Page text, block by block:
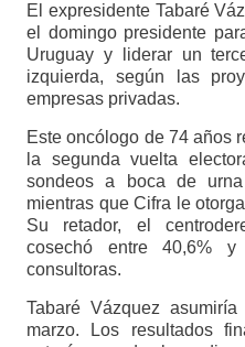
El expresidente Tabaré
el domingo presidente
Uruguay y liderar un
izquierda, según las
empresas privadas.
Este oncólogo de 74 años
la segunda vuelta
sondeos a boca de
mientras que Cifra le
Su retador, el
cosechó entre 40,6%
consultoras.
Tabaré Vázquez
marzo. Los resultados